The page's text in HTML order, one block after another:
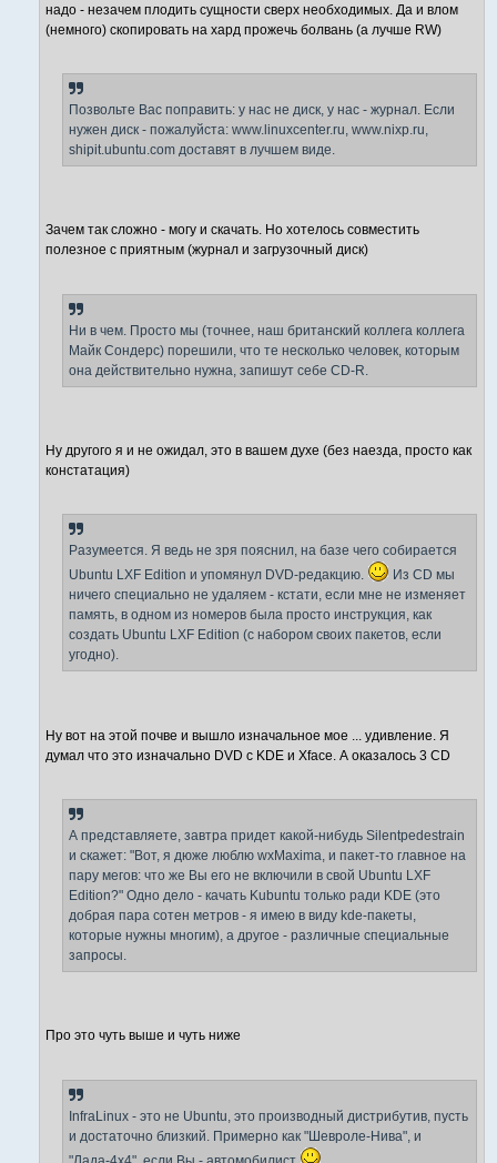
надо - незачем плодить сущности сверх необходимых. Да и влом
(немного) скопировать на хард прожечь болвань (а лучше RW)
Позвольте Вас поправить: у нас не диск, у нас - журнал. Если
нужен диск - пожалуйста: www.linuxcenter.ru, www.nixp.ru,
shipit.ubuntu.com доставят в лучшем виде.
Зачем так сложно - могу и скачать. Но хотелось совместить
полезное с приятным (журнал и загрузочный диск)
Ни в чем. Просто мы (точнее, наш британский коллега коллега
Майк Сондерс) порешили, что те несколько человек, которым
она действительно нужна, запишут себе CD-R.
Ну другого я и не ожидал, это в вашем духе (без наезда, просто как
констатация)
Разумеется. Я ведь не зря пояснил, на базе чего собирается
Ubuntu LXF Edition и упомянул DVD-редакцию.
Из CD мы
ничего специально не удаляем - кстати, если мне не изменяет
память, в одном из номеров была просто инструкция, как
создать Ubuntu LXF Edition (с набором своих пакетов, если
угодно).
Ну вот на этой почве и вышло изначальное мое ... удивление. Я
думал что это изначально DVD с KDE и Xface. А оказалось 3 CD
А представляете, завтра придет какой-нибудь Silentpedestrain
и скажет: "Вот, я дюже люблю wxMaxima, и пакет-то главное на
пару мегов: что же Вы его не включили в свой Ubuntu LXF
Edition?" Одно дело - качать Kubuntu только ради KDE (это
добрая пара сотен метров - я имею в виду kde-пакеты,
которые нужны многим), а другое - различные специальные
запросы.
Про это чуть выше и чуть ниже
InfraLinux - это не Ubuntu, это производный дистрибутив, пусть
и достаточно близкий. Примерно как "Шевроле-Нива", и